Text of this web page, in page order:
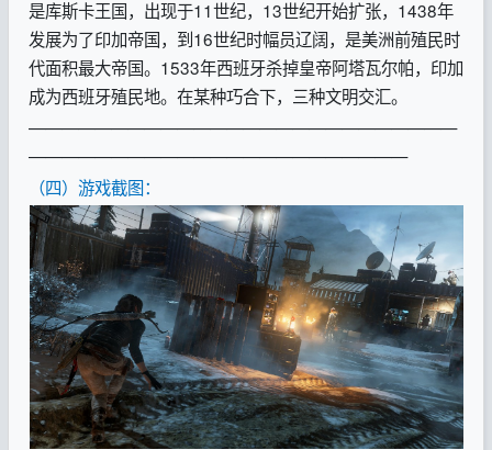
是库斯卡王国，出现于11世纪，13世纪开始扩张，1438年
发展为了印加帝国，到16世纪时幅员辽阔，是美洲前殖民时
代面积最大帝国。1533年西班牙杀掉皇帝阿塔瓦尔帕，印加
成为西班牙殖民地。在某种巧合下，三种文明交汇。
——————————————————————————
———————————————————————
（四）游戏截图：